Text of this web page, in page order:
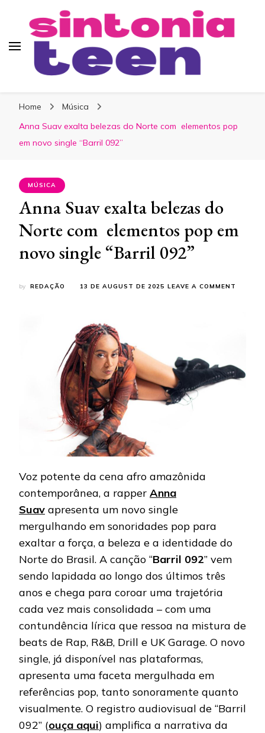
Home
Música
Anna Suav exalta belezas do Norte com elementos pop
em novo single “Barril 092”
MÚSICA
Anna Suav exalta belezas do
Norte com elementos pop em
novo single “Barril 092”
by REDAÇÃO 13 DE AUGUST DE 2025 LEAVE A COMMENT
POP
EM
Voz potente da cena afro amazônida
contemporânea, a rapper Anna
Suav apresenta um novo single
mergulhando em sonoridades pop para
exaltar a força, a beleza e a identidade do
Norte do Brasil. A canção “Barril 092” vem
sendo lapidada ao longo dos últimos três
anos e chega para coroar uma trajetória
cada vez mais consolidada – com uma
contundência lírica que ressoa na mistura de
beats de Rap, R&B, Drill e UK Garage. O novo
single, já disponível nas plataformas,
apresenta uma faceta mergulhada em
referências pop, tanto sonoramente quanto
visualmente. O registro audiovisual de “Barril
092” (ouça aqui) amplifica a narrativa da